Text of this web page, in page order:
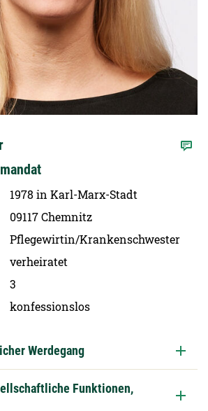
1978 in Karl-Marx-Stadt
09117 Chemnitz
Pflegewirtin/Krankenschwester
verheiratet
3
konfessionslos
Werdegang
Funktionen,